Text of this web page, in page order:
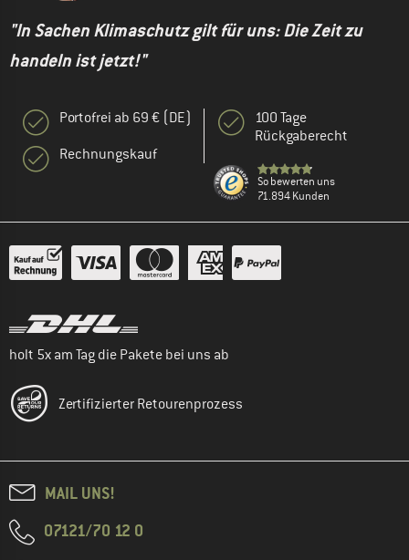
"In Sachen Klimaschutz gilt für uns: Die Zeit zu
handeln ist jetzt!"
Portofrei ab 69 € (DE)
Rechnungskauf
100 Tage
Rückgaberecht
So bewerten uns
71.894 Kunden
holt 5x am Tag die Pakete bei uns ab
Zertifizierter Retourenprozess
MAIL UNS!
07121/70 12 0